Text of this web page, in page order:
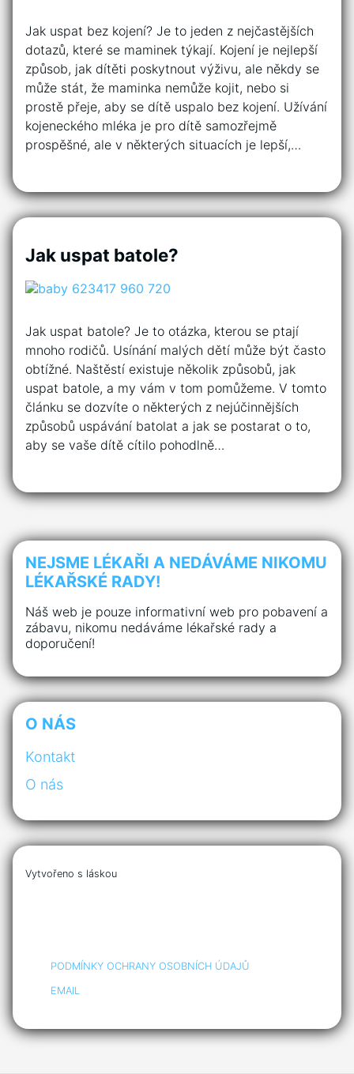
Jak uspat bez kojení? Je to jeden z nejčastějších
dotazů, které se maminek týkají. Kojení je nejlepší
způsob, jak dítěti poskytnout výživu, ale někdy se
může stát, že maminka nemůže kojit, nebo si
prostě přeje, aby se dítě uspalo bez kojení. Užívání
kojeneckého mléka je pro dítě samozřejmě
prospěšné, ale v některých situacích je lepší,…
Jak uspat batole?
Jak uspat batole? Je to otázka, kterou se ptají
mnoho rodičů. Usínání malých dětí může být často
obtížné. Naštěstí existuje několik způsobů, jak
uspat batole, a my vám v tom pomůžeme. V tomto
článku se dozvíte o některých z nejúčinnějších
způsobů uspávání batolat a jak se postarat o to,
aby se vaše dítě cítilo pohodlně…
NEJSME LÉKAŘI A NEDÁVÁME NIKOMU
LÉKAŘSKÉ RADY!
Náš web je pouze informativní web pro pobavení a
zábavu, nikomu nedáváme lékařské rady a
doporučení!
O NÁS
Kontakt
O nás
Vytvořeno s láskou
PODMÍNKY OCHRANY OSOBNÍCH ÚDAJŮ
EMAIL